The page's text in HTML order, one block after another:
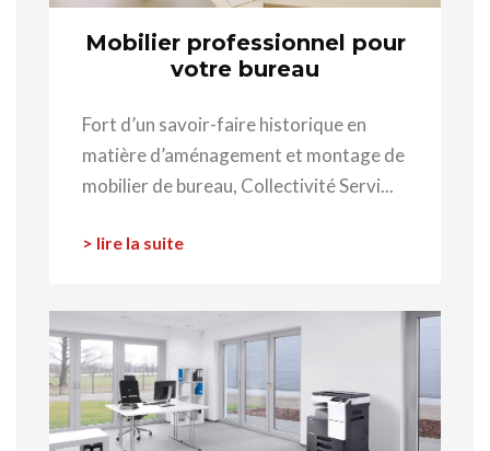
Mobilier professionnel pour
votre bureau
Fort d’un savoir-faire historique en
matière d’aménagement et montage de
mobilier de bureau, Collectivité Servi...
> lire la suite